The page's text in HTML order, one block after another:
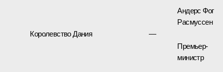
Королевство Дания —
Андерс Фог
Расмуссен
Премьер-
министр